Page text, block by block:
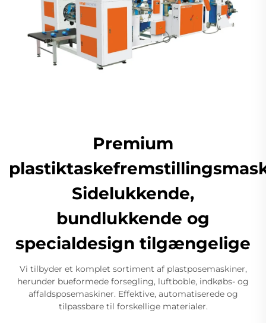
Premium
Sidelukkende,
bundlukkende og
specialdesign tilgængelige
Vi tilbyder et komplet sortiment af plastposemaskiner,
herunder bueformede forsegling, luftboble, indkøbs- og
affaldsposemaskiner. Effektive, automatiserede og
tilpassbare til forskellige materialer.